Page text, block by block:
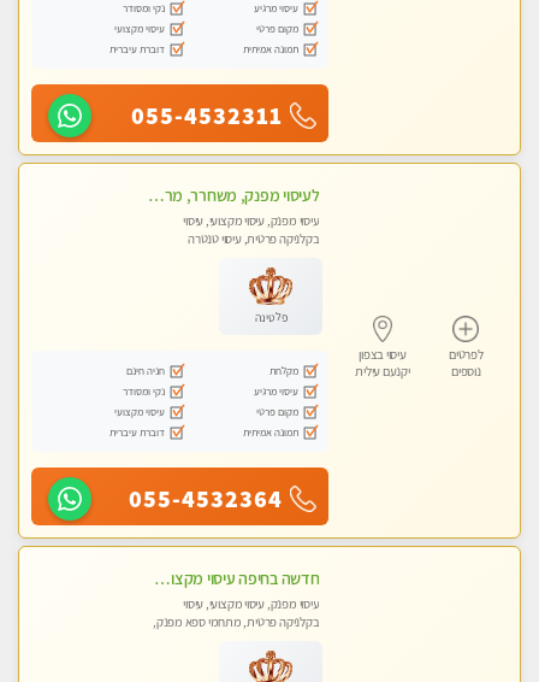
עיסוי מרגיע
נקי ומסודר
מקום פרטי
עיסוי מקצועי
תמונה אמיתית
דוברת עיברית
055-4532311
לפרטים
נוספים
עיסוי בצפון
יקנעם עילית
לעיסוי מפנק, משחרר, מרגיע, טנטרה, עיסוי שבדי מקצועי ללא שירותי מין
עיסוי מפנק, עיסוי מקצועי, עיסוי
בקלניקה פרטית, עיסוי טנטרה
פלטינה
מקלחת
חניה חינם
עיסוי מרגיע
נקי ומסודר
מקום פרטי
עיסוי מקצועי
תמונה אמיתית
דוברת עיברית
055-4532364
חדשה בחיפה עיסוי מקצועי מזמינה אותך למסאז' באווירה נעימה ומרגיע לנפש.+ אבנים חמות וכוסות רוח מומלץ מאוד
עיסוי מפנק, עיסוי מקצועי, עיסוי
בקלניקה פרטית, מתחמי ספא מפנק,